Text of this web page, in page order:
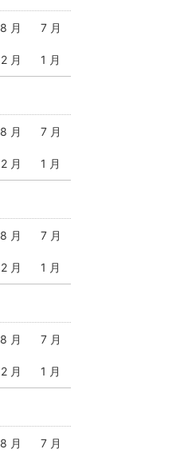
8 月 7 月
2 月 1 月
8 月 7 月
2 月 1 月
8 月 7 月
2 月 1 月
8 月 7 月
2 月 1 月
8 月 7 月